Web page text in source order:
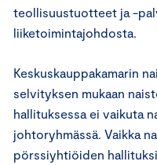
teollisuustuotteet ja -
liiketoimintajohdosta.
Keskuskauppakamarin
selvityksen mukaan
hallituksessa ei vaikuta
johtoryhmässä. Vaikka
pörssiyhtiöiden